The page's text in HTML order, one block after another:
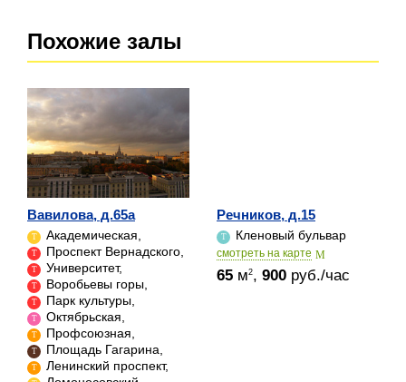
Похожие залы
Вавилова, д.65а
Академическая,
Проспект Вернадского,
Университет,
Воробьевы горы,
Парк культуры,
Октябрьская,
Профсоюзная,
Площадь Гагарина,
Ленинский проспект,
Речников, д.15
Кленовый бульвар
cмотреть на карте
65 м2, 900 руб./час